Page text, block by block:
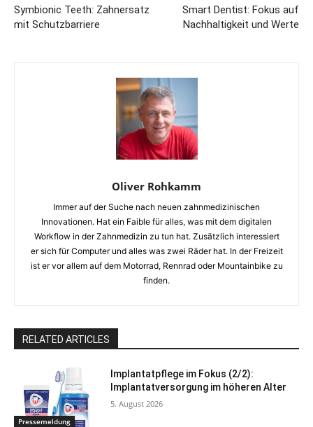
Symbionic Teeth: Zahnersatz
mit Schutzbarriere
Smart Dentist: Fokus auf
Nachhaltigkeit und Werte
Oliver Rohkamm
Immer auf der Suche nach neuen zahnmedizinischen
Innovationen. Hat ein Faible für alles, was mit dem digitalen
Workflow in der Zahnmedizin zu tun hat. Zusätzlich interessiert
er sich für Computer und alles was zwei Räder hat. In der Freizeit
ist er vor allem auf dem Motorrad, Rennrad oder Mountainbike zu
finden.
RELATED ARTICLES
Pressemeldung
Implantatpflege im Fokus (2/2):
Implantatversorgung im höheren Alter
5. August 2026